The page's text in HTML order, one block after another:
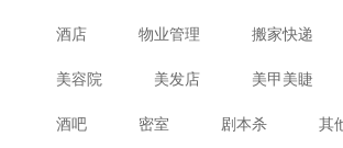
酒店 物业管理 搬家快递
美容院 美发店 美甲美睫
酒吧 密室 剧本杀 其